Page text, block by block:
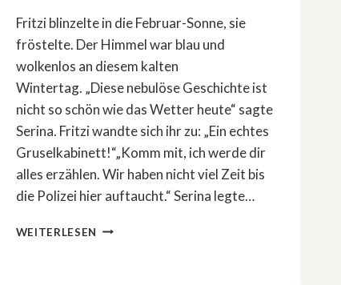
Fritzi blinzelte in die Februar-Sonne, sie
fröstelte. Der Himmel war blau und
wolkenlos an diesem kalten
Wintertag. „Diese nebulöse Geschichte ist
nicht so schön wie das Wetter heute“ sagte
Serina. Fritzi wandte sich ihr zu: „Ein echtes
Gruselkabinett!“„Komm mit, ich werde dir
alles erzählen. Wir haben nicht viel Zeit bis
die Polizei hier auftaucht.“ Serina legte…
WEITERLESEN KRIMI-